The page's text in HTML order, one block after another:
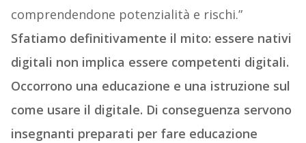
comprendendone potenzialità e rischi.”
Sfatiamo definitivamente il mito: essere nativi
digitali non implica essere competenti digitali.
Occorrono una educazione e una istruzione sul
come usare il digitale. Di conseguenza servono
insegnanti preparati per fare educazione